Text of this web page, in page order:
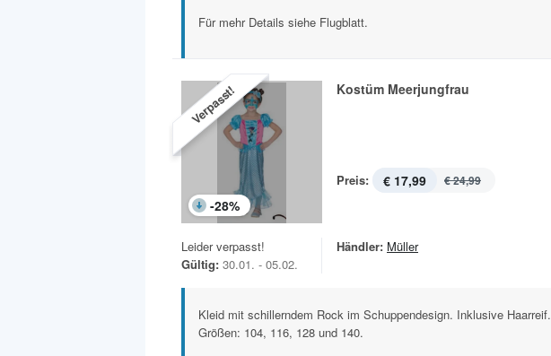
Für mehr Details siehe Flugblatt.
Verpasst!
-28%
Kostüm Meerjungfrau
Preis: € 17,99 € 24,99
Leider verpasst!
Gültig: 30.01. - 05.02.
Händler: Müller
Kleid mit schillerndem Rock im Schuppendesign. Inklusive Haarreif.
Größen: 104, 116, 128 und 140.